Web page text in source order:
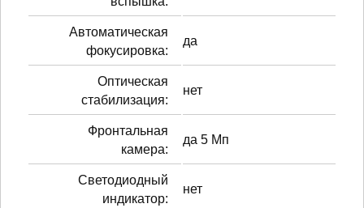
Автоматическая
фокусировка:
да
Оптическая
стабилизация:
нет
Фронтальная
камера:
да 5 Мп
Светодиодный
индикатор:
нет